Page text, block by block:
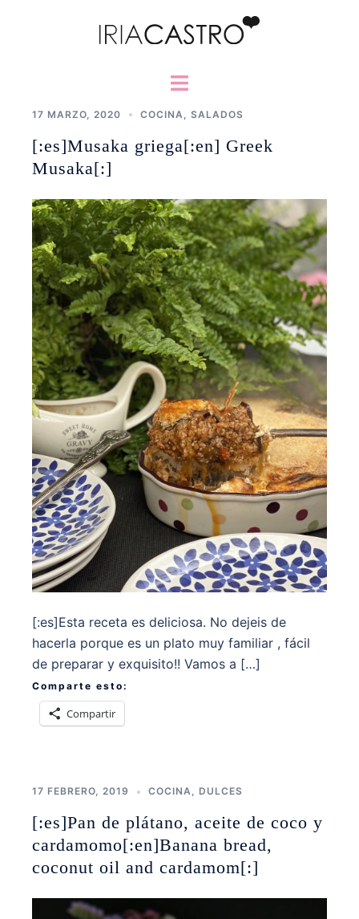
Alternar
17 MARZO, 2020 COCINA SALADOS
[:es]Musaka griega[:en] Greek
Musaka[:]
[:es]Esta receta es deliciosa. No dejeis de
hacerla porque es un plato muy familiar , fácil
de preparar y exquisito!! Vamos a […]
Comparte esto:
Compartir
17 FEBRERO, 2019 COCINA, DULCES
[:es]Pan de plátano, aceite de coco y
cardamomo[:en]Banana bread,
coconut oil and cardamom[:]